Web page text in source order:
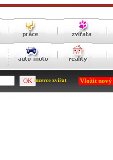
inzerce zvířat Vložit